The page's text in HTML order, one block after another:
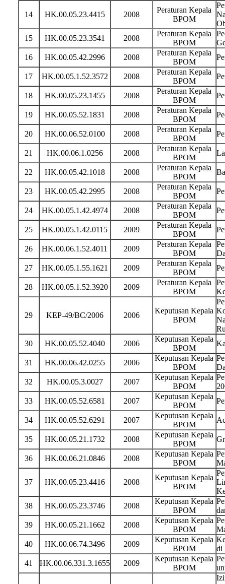
14 HK.00.05.23.4415 2008
Peraturan Kepala
BPOM
15
HK.00.05.23.3541 2008
Peraturan Kepala
BPOM
16
HK.00.05.42.2996 2008
Peraturan Kepala
BPOM
17 HK.00.05.1.52.3572 2008
Peraturan Kepala
BPOM
18 HK.00.05.23.1455 2008
Peraturan Kepala
BPOM
19 HK.00.05.52.1831 2008
Peraturan Kepala
BPOM
20 HK.00.06.52.0100 2008
Peraturan Kepala
BPOM
21 HK.00.06.1.0256 2008
Peraturan Kepala
BPOM
22 HK.00.05.42.1018 2008
Peraturan Kepala
BPOM
23 HK.00.05.42.2995 2008
Peraturan Kepala
BPOM
24 HK.00.05.1.42.4974 2008
Peraturan Kepala
BPOM
25 HK.00.05.1.42.0115 2009
Peraturan Kepala
BPOM
26 HK.00.06.1.52.4011 2009
Peraturan Kepala
BPOM
27
HK.00.05.1.55.1621 2009
Peraturan Kepala
BPOM
28 HK.00.05.1.52.3920 2009
Peraturan Kepala
BPOM
29 KEP-49/BC/2006 2006
Keputusan Kepala
BPOM
30
HK.00.05.52.4040 2006
Keputusan Kepala
BPOM
31 HK.00.06.42.0255 2006
Keputusan Kepala
BPOM
32
HK.00.05.3.0027 2007
Keputusan Kepala
BPOM
33
HK.00.05.52.6581 2007
Keputusan Kepala
BPOM
34 HK.00.05.52.6291 2007
Keputusan Kepala
BPOM
35 HK.00.05.21.1732 2008
Keputusan Kepala
BPOM
36 HK.00.06.21.0846 2008
Keputusan Kepala
BPOM
37 HK.00.05.23.4416 2008
Keputusan Kepala
BPOM
38
HK.00.05.23.3746 2008
Keputusan Kepala
BPOM
39
HK.00.05.21.1662 2008
Keputusan Kepala
BPOM
40
HK.00.06.74.3496 2009
Keputusan Kepala
BPOM
di
41
HK.00.06.331.3.1655 2009
Keputusan Kepala
BPOM